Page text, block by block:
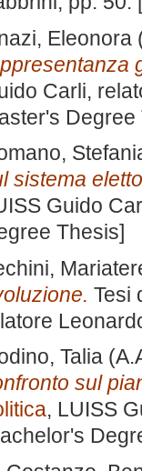
Eleonora
Carli,
Degree
sistema
Guido
Thesis]
Tesi
Talia
sul
, LUISS